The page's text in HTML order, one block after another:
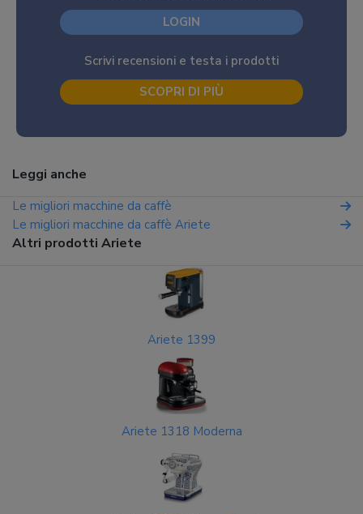
LOGIN
Scrivi recensioni e testa i prodotti
SCOPRI DI PIÙ
Leggi anche
Le migliori macchine da caffè
Le migliori macchine da caffè Ariete
Altri prodotti Ariete
Ariete 1399
Ariete 1318 Moderna